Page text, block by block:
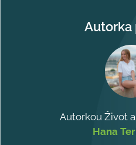
Autorka
Autorkou Život
Hana